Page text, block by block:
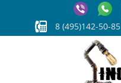
8 (495)142-50-85